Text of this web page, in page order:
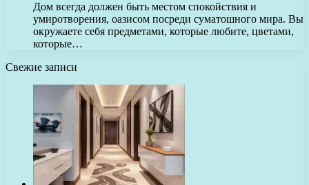
Дом всегда должен быть местом спокойствия и
умиротворения, оазисом посреди суматошного мира. Вы
окружаете себя предметами, которые любите, цветами,
которые…
Свежие записи